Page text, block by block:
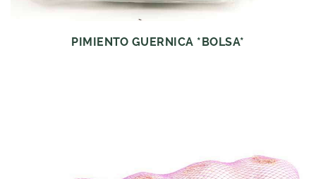
PIMIENTO GUERNICA *BOLSA*